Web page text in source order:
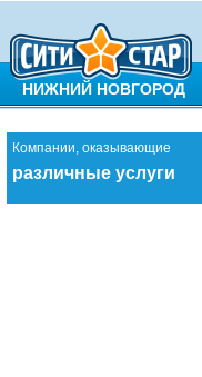
НИЖНИЙ НОВГОРОД
Компании, оказывающие
различные услуги